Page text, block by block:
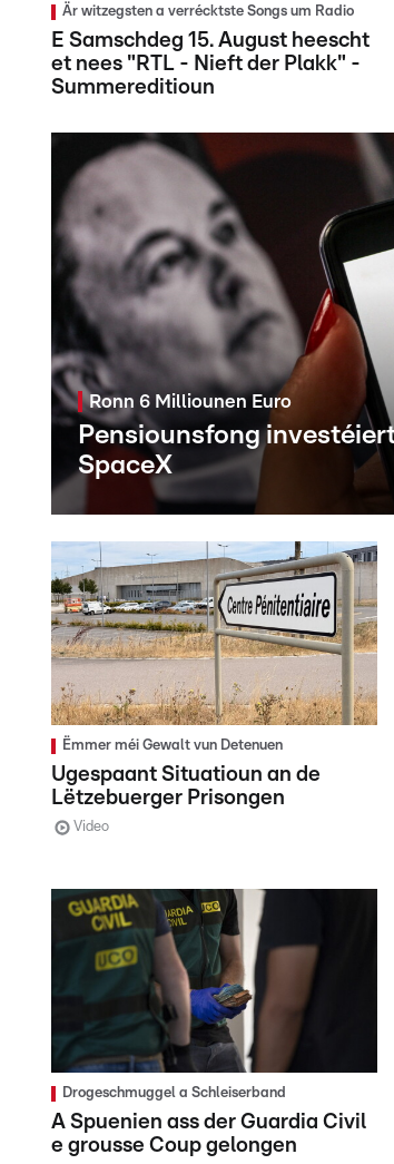
Är witzegsten a verrécktste Songs um Radio
E Samschdeg 15. August heescht
et nees "RTL - Nieft der Plakk" -
Summereditioun
Ronn 6 Milliounen Euro
Pensiounsfong
SpaceX
Ëmmer méi Gewalt vun Detenuen
Ugespaant Situatioun an de
Lëtzebuerger Prisongen
Video
Drogeschmuggel a Schleiserband
A Spuenien ass der Guardia Civil
e grousse Coup gelongen